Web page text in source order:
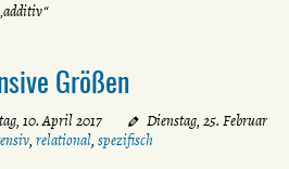
Größen
10. April 2017
Dienstag, 25. Februar
, relational, spezifisch